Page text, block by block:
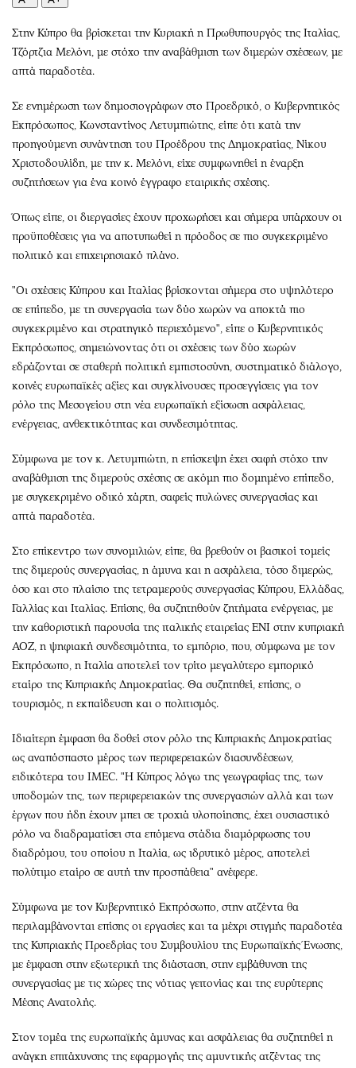
Περιβάλλον
Ελλάδα
Κόσμος
Παράξενα
Σινεμά
Θέατρο-Χορός
Μουσική
Εικαστικά
Βιβλίο
Χειρόγραφα
Συνταγές
Έξοδος
Wine routes
Podcasts
Uncut
Προσφορές
Προσωπικότητες στην ''Κ''
Επιστολές
Στην Κύπρο θα βρίσκεται την Κυριακή η Πρωθυπουργός της Ιταλίας,
Τζόρτζια Μελόνι, με στόχο την αναβάθμιση των διμερών σχέσεων, με
απτά παραδοτέα.
Σε ενημέρωση των δημοσιογράφων στο Προεδρικό, ο Κυβερνητικός
Εκπρόσωπος, Κωνσταντίνος Λετυμπιώτης, είπε ότι κατά την
προηγούμενη συνάντηση του Προέδρου της Δημοκρατίας, Νίκου
Χριστοδουλίδη, με την κ. Μελόνι, είχε συμφωνηθεί η έναρξη
συζητήσεων για ένα κοινό έγγραφο εταιρικής σχέσης.
Όπως είπε, οι διεργασίες έχουν προχωρήσει και σήμερα υπάρχουν οι
προϋποθέσεις για να αποτυπωθεί η πρόοδος σε πιο συγκεκριμένο
πολιτικό και επιχειρησιακό πλάνο.
"Οι σχέσεις Κύπρου και Ιταλίας βρίσκονται σήμερα στο υψηλότερο
σε επίπεδο, με τη συνεργασία των δύο χωρών να αποκτά πιο
συγκεκριμένο και στρατηγικό περιεχόμενο", είπε ο Κυβερνητικός
Εκπρόσωπος, σημειώνοντας ότι οι σχέσεις των δύο χωρών
εδράζονται σε σταθερή πολιτική εμπιστοσύνη, συστηματικό διάλογο,
κοινές ευρωπαϊκές αξίες και συγκλίνουσες προσεγγίσεις για τον
ρόλο της Μεσογείου στη νέα ευρωπαϊκή εξίσωση ασφάλειας,
ενέργειας, ανθεκτικότητας και συνδεσιμότητας.
Σύμφωνα με τον κ. Λετυμπιώτη, η επίσκεψη έχει σαφή στόχο την
αναβάθμιση της διμερούς σχέσης σε ακόμη πιο δομημένο επίπεδο,
με συγκεκριμένο οδικό χάρτη, σαφείς πυλώνες συνεργασίας και
απτά παραδοτέα.
Στο επίκεντρο των συνομιλιών, είπε, θα βρεθούν οι βασικοί τομείς
της διμερούς συνεργασίας, η άμυνα και η ασφάλεια, τόσο διμερώς,
όσο και στο πλαίσιο της τετραμερούς συνεργασίας Κύπρου, Ελλάδας,
Γαλλίας και Ιταλίας. Επίσης, θα συζητηθούν ζητήματα ενέργειας, με
την καθοριστική παρουσία της ιταλικής εταιρείας ΕΝΙ στην κυπριακή
ΑΟΖ, η ψηφιακή συνδεσιμότητα, το εμπόριο, που, σύμφωνα με τον
Εκπρόσωπο, η Ιταλία αποτελεί τον τρίτο μεγαλύτερο εμπορικό
εταίρο της Κυπριακής Δημοκρατίας. Θα συζητηθεί, επίσης, ο
τουρισμός, η εκπαίδευση και ο πολιτισμός.
Ιδιαίτερη έμφαση θα δοθεί στον ρόλο της Κυπριακής Δημοκρατίας
ως αναπόσπαστο μέρος των περιφερειακών διασυνδέσεων,
ειδικότερα του IMEC. "Η Κύπρος λόγω της γεωγραφίας της, των
υποδομών της, των περιφερειακών της συνεργασιών αλλά και των
έργων που ήδη έχουν μπει σε τροχιά υλοποίησης, έχει ουσιαστικό
ρόλο να διαδραματίσει στα επόμενα στάδια διαμόρφωσης του
διαδρόμου, του οποίου η Ιταλία, ως ιδρυτικό μέρος, αποτελεί
πολύτιμο εταίρο σε αυτή την προσπάθεια" ανέφερε.
Σύμφωνα με τον Κυβερνητικό Εκπρόσωπο, στην ατζέντα θα
περιλαμβάνονται επίσης οι εργασίες και τα μέχρι στιγμής παραδοτέα
της Κυπριακής Προεδρίας του Συμβουλίου της Ευρωπαϊκής Ένωσης,
με έμφαση στην εξωτερική της διάσταση, στην εμβάθυνση της
συνεργασίας με τις χώρες της νότιας γειτονίας και της ευρύτερης
Μέσης Ανατολής.
Στον τομέα της ευρωπαϊκής άμυνας και ασφάλειας θα συζητηθεί η
ανάγκη επιτάχυνσης της εφαρμογής της αμυντικής ατζέντας της